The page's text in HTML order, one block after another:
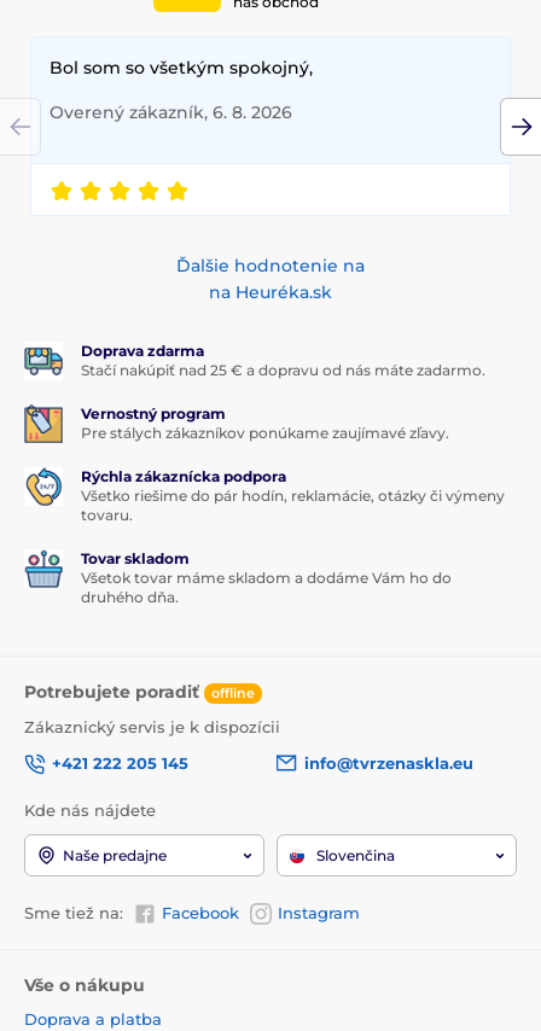
praktickosti v jednom! Chráň svoj telefón, ukáž svoj
ponúka. Vyber si farbu, ktorá ťa vystihuje, a posuň
zážitok z používania telefónu na novú úroveň!
Bol som so všetkým spokojný,
Overený zákazník, 6. 8. 2026
Ďalšie hodnotenie na
na Heuréka.sk
Doprava zdarma
Stačí nakúpiť nad 25 € a dopravu od nás máte zadarmo.
Vernostný program
Pre stálych zákazníkov ponúkame zaujímavé zľavy.
Rýchla zákaznícka podpora
Všetko riešime do pár hodín, reklamácie, otázky či výmeny
tovaru.
Tovar skladom
Všetok tovar máme skladom a dodáme Vám ho do
druhého dňa.
Potrebujete poradiť offline
Zákaznický servis je k dispozícii
+421 222 205 145
info@tvrzenaskla.eu
Kde nás nájdete
Naše predajne Slovenčina
Sme tiež na: Facebook Instagram
Vše o nákupu
Doprava a platba